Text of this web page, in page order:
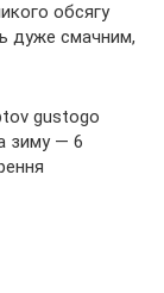
обсягу
дуже смачним,